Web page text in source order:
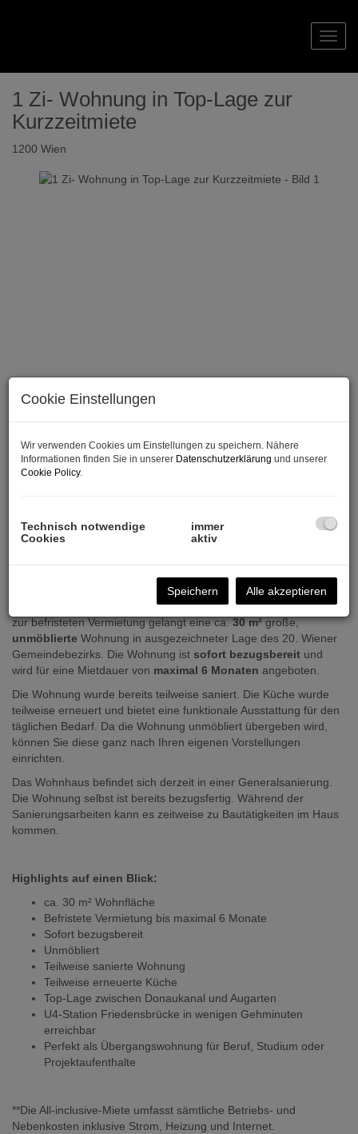
1 Zi- Wohnung in Top-Lage zur
Kurzzeitmiete
1200 Wien
Beschreibung
Sehr geehrte Damen und Herren,
zur befristeten Vermietung gelangt eine ca.30 m²große,
unmöblierte Wohnung in ausgezeichneter Lage des 20. Wiener
Gemeindebezirks. Die Wohnung ist sofort bezugsbereit und
wird für eine Mietdauer von maximal 6 Monaten angeboten.
Die Wohnung wurde bereits teilweise saniert. Die Küche wurde
teilweise erneuert und bietet eine funktionale Ausstattung für den
täglichen Bedarf. Da die Wohnung unmöbliert übergeben wird,
können Sie diese ganz nach Ihren eigenen Vorstellungen
einrichten.
Das Wohnhaus befindet sich derzeit in einer Generalsanierung.
Die Wohnung selbst ist bereits bezugsfertig. Während der
Sanierungsarbeiten kann es zeitweise zu Bautätigkeiten im Haus
kommen.
Highlights auf einen Blick:
ca. 30 m² Wohnfläche
Befristete Vermietung bis maximal 6 Monate
Sofort bezugsbereit
Unmöbliert
Teilweise sanierte Wohnung
Teilweise erneuerte Küche
Top-Lage zwischen Donaukanal und Augarten
U4-Station Friedensbrücke in wenigen Gehminuten
erreichbar
Perfekt als Übergangswohnung für Beruf, Studium oder
Projektaufenthalte
**Die All-inclusive-Miete umfasst sämtliche Betriebs- und
Nebenkosten inklusive Strom, Heizung und Internet.
Cookie Einstellungen
Wir verwenden Cookies um Einstellungen zu speichern. Nähere
Informationen finden Sie in unserer Datenschutzerklärung und unserer
Cookie Policy.
Technisch notwendige
Cookies
immer
aktiv
Speichern Alle akzeptieren